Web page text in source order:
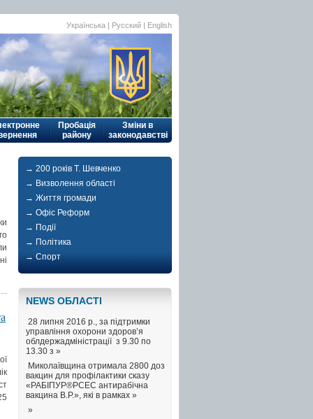
Українська | Русский | English
Пробація
району
Зміни в
законодавстві
→ 200 років Т. Шевченко
→ Визволення області
→ Життя громади
→ Офіс Реформ
→ Події
→ Політика
→ Спорт
NEWS ОБЛАСТI
28 липня 2016 р., за підтримки
управління охорони здоров’я
облдержадміністрації з 9.30 по
13.30 з »
Миколаївщина отримала 2800 доз
вакцин для профілактики сказу
«РАБІПУР®РСЕС антирабічна
вакцина В.Р.», які в рамках »
»